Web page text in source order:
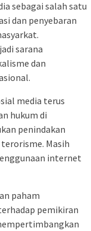
sebagai salah satu
dan penyebaran
sarana
dan
media terus
hukum di
penindakan
Masih
internet
paham
pemikiran